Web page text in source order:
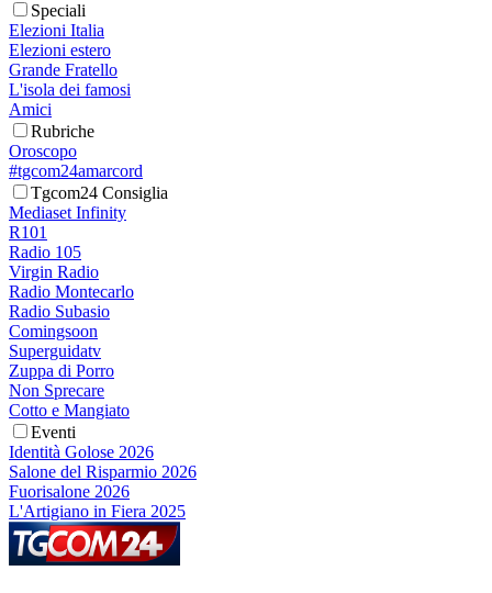
Speciali
Elezioni Italia
Elezioni estero
Grande Fratello
L'isola dei famosi
Amici
Rubriche
Oroscopo
#tgcom24amarcord
Tgcom24 Consiglia
Mediaset Infinity
R101
Radio 105
Virgin Radio
Radio Montecarlo
Radio Subasio
Comingsoon
Superguidatv
Zuppa di Porro
Non Sprecare
Cotto e Mangiato
Eventi
Identità Golose 2026
Salone del Risparmio 2026
Fuorisalone 2026
L'Artigiano in Fiera 2025